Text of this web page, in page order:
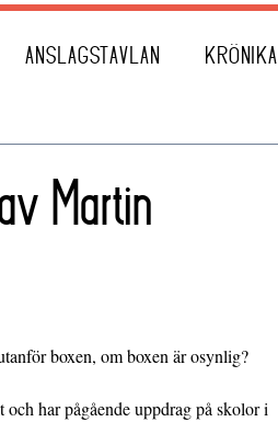
ANSLAGSTAVLAN KRÖNIKA
Martin
boxen, om boxen är osynlig?
har pågående uppdrag på skolor i